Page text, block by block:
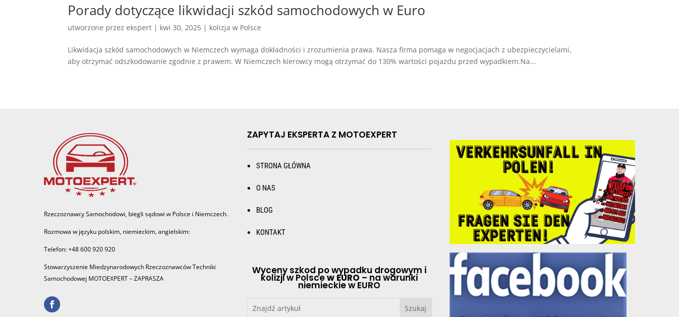
Porady dotyczące likwidacji szkód samochodowych w Euro
utworzone przezekspert | kwi 30, 2025 | kolizja w Polsce
Likwidacja szkód samochodowych w Niemczech wymaga dokładności i zrozumienia prawa. Nasza firma pomaga w negocjacjach z ubezpieczycielami,
aby otrzymać odszkodowanie zgodnie z prawem. W Niemczech kierowcy mogą otrzymać do 130% wartości pojazdu przed wypadkiem.Na...
Rzeczoznawcy Samochodowi, biegli sądowi w Polsce i Niemczech.
Rozmowa w języku polskim, niemieckim, angielskim:
Telefon: +48 600 920 920
Stowarzyszenie Miedzynarodowych Rzeczoznawców Techniki
Samochodowej MOTOEXPERT – ZAPRASZA
ZAPYTAJ EKSPERTA Z MOTOEXPERT
STRONA GŁÓWNA
O NAS
BLOG
KONTAKT
Wyceny szkod po wypadku drogowym i
kolizji w Polscew EURO – na warunki
niemieckie w EURO